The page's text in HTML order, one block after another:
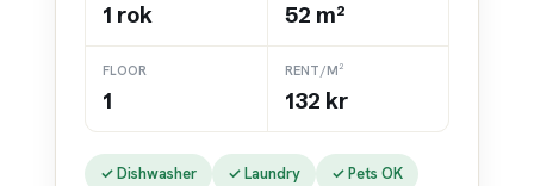
1 rok 52 m²
FLOOR
1
RENT/M²
132 kr
✓ Dishwasher ✓ Laundry ✓ Pets OK